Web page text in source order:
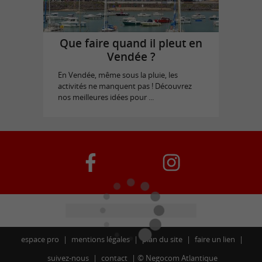
Que faire quand il pleut en
Vendée ?
En Vendée, même sous la pluie, les
activités ne manquent pas ! Découvrez
nos meilleures idées pour ...
espace pro mentions légales plan du site
faire un lien
suivez-nous
contact © Negocom Atlantique